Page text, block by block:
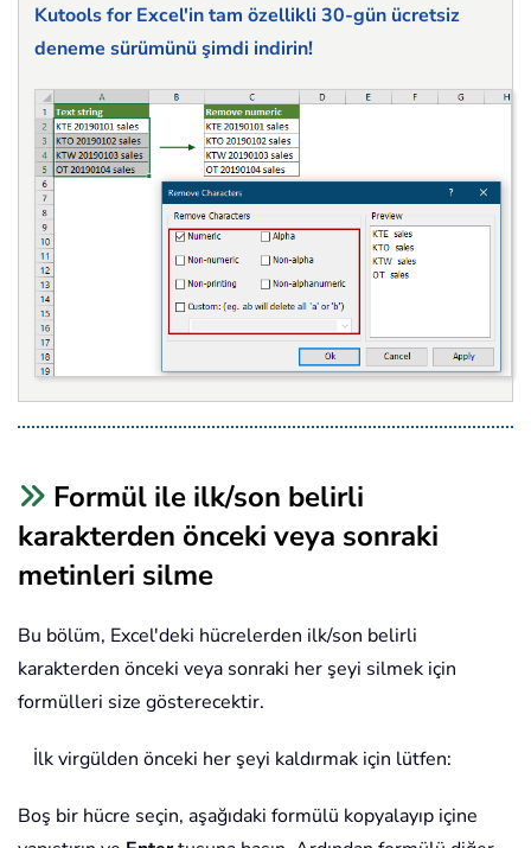
Kutools for Excel'in tam özellikli 30-gün ücretsiz
deneme sürümünü şimdi indirin!
Formül ile ilk/son belirli
karakterden önceki veya sonraki
metinleri silme
Bu bölüm, Excel'deki hücrelerden ilk/son belirli
karakterden önceki veya sonraki her şeyi silmek için
formülleri size gösterecektir.
İlk virgülden önceki her şeyi kaldırmak için lütfen:
Boş bir hücre seçin, aşağıdaki formülü kopyalayıp içine